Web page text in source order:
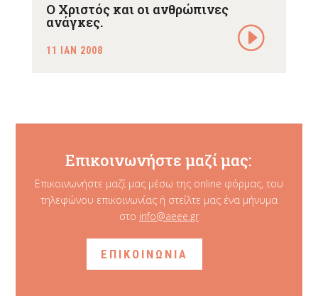
Ο Χριστός και οι ανθρώπινες
ανάγκες.
11 ΙΑΝ 2008
Επικοινωνήστε μαζί μας:
Επικοινωνήστε μαζί μας μέσω της online φόρμας, του
τηλεφώνου επικοινωνίας ή στείλτε μας ένα μήνυμα
στο info@aeee.gr
ΕΠΙΚΟΙΝΩΝΙΑ